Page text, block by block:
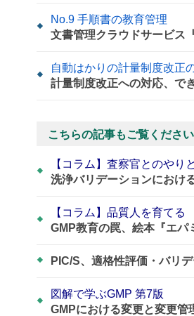
No.9 手順書の教育管理
文書管理クラウドサービス
自動はかりの計量制度改正
計量制度改正への対応、で
こちらの記事もご覧ください
【コラム】査察官とのやり
洗浄バリデーションにおけ
【コラム】品質人を育てる
GMP教育の罠、絵本『エ
PIC/S、適格性評価・バリ
図解で学ぶGMP 第7版
GMPにおける変更と変更管